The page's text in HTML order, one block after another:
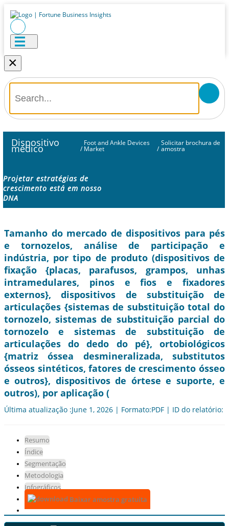
×
Dispositivo
médico /
Foot and Ankle Devices
Market /
Solicitar brochura de
amostra
Projetar estratégias de
crescimento está em nosso
DNA
Tamanho do mercado de dispositivos para pés
e tornozelos, análise de participação e
indústria, por tipo de produto (dispositivos de
fixação {placas, parafusos, grampos, unhas
intramedulares, pinos e fios e fixadores
externos}, dispositivos de substituição de
articulações {sistemas de substituição total do
tornozelo, sistemas de substituição parcial do
tornozelo e sistemas de substituição de
articulações do dedo do pé}, ortobiológicos
{matriz óssea desmineralizada, substitutos
ósseos sintéticos, fatores de crescimento ósseo
e outros}, dispositivos de órtese e suporte, e
outros), por aplicação (
Última atualização :June 1, 2026 | Formato:PDF | ID do relatório:
Resumo
Índice
Segmentação
Metodologia
Infográficos
Baixar amostra gratuita